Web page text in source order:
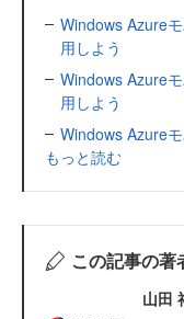
Windows Azure
用しよう
Windows Azure
用しよう
Windows Azure
もっと読む
この記事の著
山田